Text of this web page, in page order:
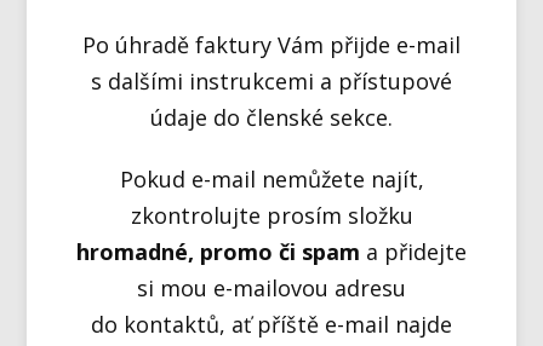
Po úhradě faktury Vám přijde e-mail
s dalšími instrukcemi a přístupové
údaje do členské sekce.
Pokud e-mail nemůžete najít,
zkontrolujte prosím složku
hromadné, promo či spam a přidejte
si mou e-mailovou adresu
do kontaktů, ať příště e-mail najde